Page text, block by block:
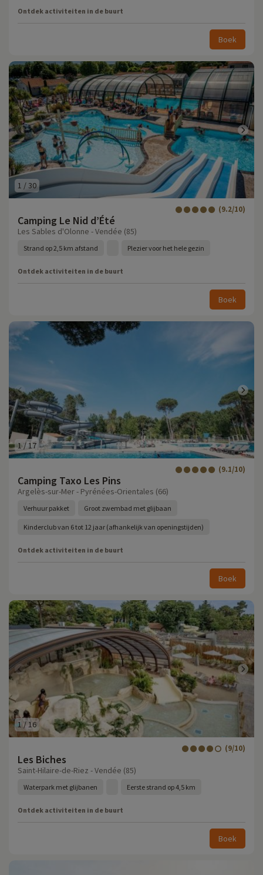
Ontdek activiteiten in de buurt
Boek
1 /30
Camping Le Nid d’Été
(9.2/10)
Les Sables d'Olonne - Vendée (85)
Strand op 2,5 km afstand Plezier voor het hele gezin
Ontdek activiteiten in de buurt
Boek
1/17
Camping Taxo Les Pins
(9.1/10)
Argelès-sur-Mer - Pyrénées-Orientales (66)
Verhuur pakket Groot zwembad met glijbaan
Kinderclub van 6 tot 12 jaar (afhankelijk van openingstijden)
Ontdek activiteiten in de buurt
Boek
1 /16
Les Biches
(9/10)
Saint-Hilaire-de-Riez - Vendée (85)
Waterpark met glijbanen Eerste strand op 4,5 km
Ontdek activiteiten in de buurt
Boek